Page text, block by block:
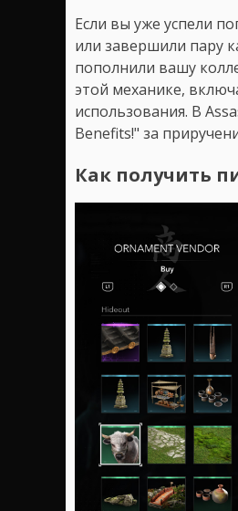
Если вы уже успели
или завершили пару
пополнили вашу
этой механике,
использования. В
Benefits!" за
Как получить